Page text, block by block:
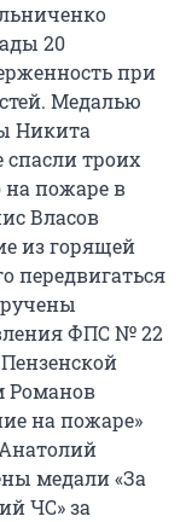
20
при
Медалью
Никита
спасли троих
на пожаре в
Власов
из горящей
передвигаться
ФПС № 22
Романов
на пожаре»
медали «За
ЧС» за